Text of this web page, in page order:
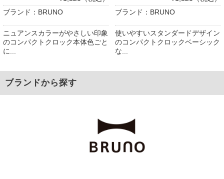
ブランド：BRUNO
ニュアンスカラーがやさしい印象
のコンパクトクロック本体色ごと
に...
ブランド：BRUNO
使いやすいスタンダードデザイン
のコンパクトクロックベーシック
な...
ブランドから探す